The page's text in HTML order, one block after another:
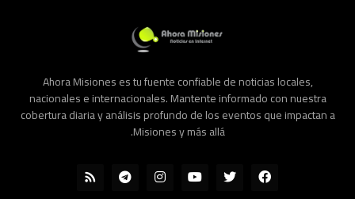
Ahora Misiones es tu fuente confiable de noticias locales,
nacionales e internacionales. Mantente informado con nuestra
cobertura diaria y análisis profundo de los eventos que impactan a
Misiones y más allá.